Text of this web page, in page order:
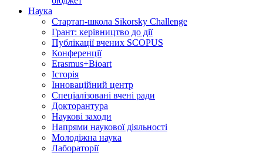
Наука
Стартап-школа Sikorsky Challenge
Грант: керівництво до дії
Публікації вчених SCOPUS
Конференції
Erasmus+Bioart
Історія
Інноваційний центр
Спеціалізовані вчені ради
Докторантура
Наукові заходи
Напрями наукової діяльності
Молодіжна наука
Лабораторії